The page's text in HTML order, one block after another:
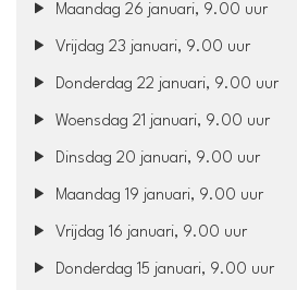
Maandag 26 januari, 9.00 uur
Vrijdag 23 januari, 9.00 uur
Donderdag 22 januari, 9.00 uur
Woensdag 21 januari, 9.00 uur
Dinsdag 20 januari, 9.00 uur
Maandag 19 januari, 9.00 uur
Vrijdag 16 januari, 9.00 uur
Donderdag 15 januari, 9.00 uur